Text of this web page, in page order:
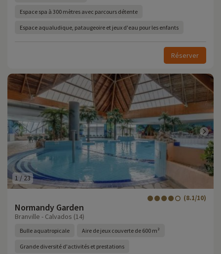
Espace spa à 300 mètres avec parcours détente
Espace aqualudique, pataugeoire et jeux d'eau pour les enfants
Réserver
1 / 23
Normandy Garden
(8.1/10)
Branville - Calvados (14)
Bulle aquatropicale Aire de jeux couverte de 600 m²
Grande diversité d'activités et prestations